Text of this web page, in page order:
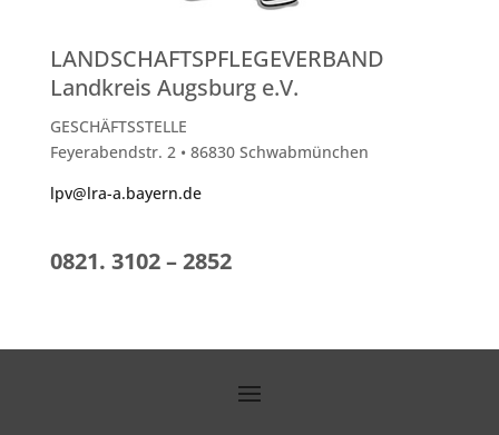
LANDSCHAFTSPFLEGEVERBAND
Landkreis Augsburg e.V.
GESCHÄFTSSTELLE
Feyerabendstr. 2 • 86830 Schwabmünchen
lpv@lra-a.bayern.de
0821. 3102 – 2852